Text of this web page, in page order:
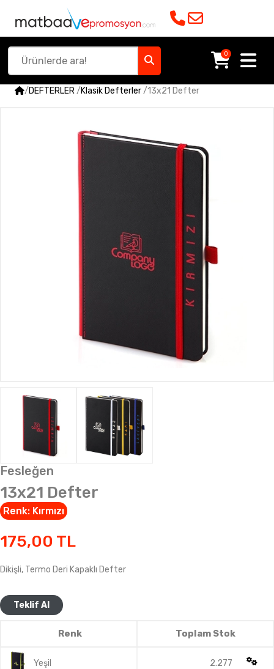
0
/DEFTERLER/Klasik Defterler/13x21 Defter
Fesleğen
13x21 Defter
Renk: Kırmızı
175,00 TL
Dikişli, Termo Deri Kapaklı Defter
Teklif Al
Renk Toplam Stok
Yeşil 2.277